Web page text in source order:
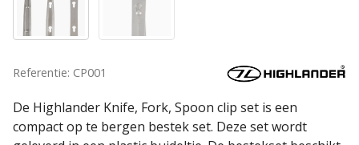
Referentie: CP001
De Highlander Knife, Fork, Spoon clip set is een
compact op te bergen bestek set. Deze set wordt